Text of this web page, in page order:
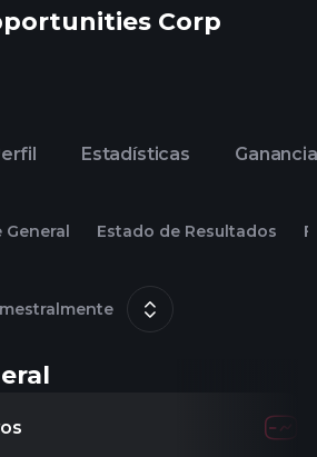
Corp
Estadísticas
General Estado de Resultados